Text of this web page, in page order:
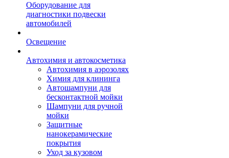
Оборудование для
диагностики подвески
автомобилей
Освещение
Автохимия и автокосметика
Автохимия в аэрозолях
Химия для клининга
Автошампуни для
бесконтактной мойки
Шампуни для ручной
мойки
Защитные
нанокерамические
покрытия
Уход за кузовом